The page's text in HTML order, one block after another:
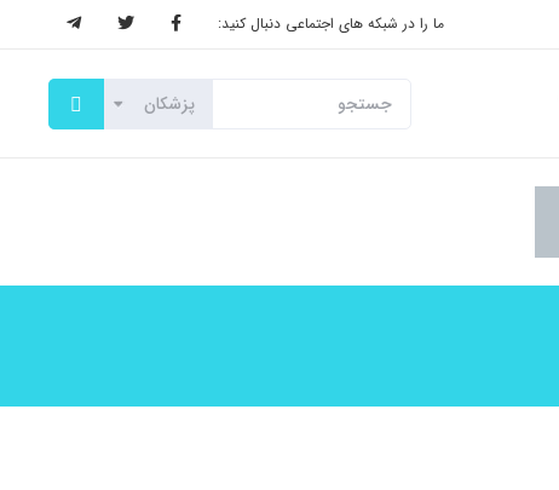
ما را در شبکه های اجتماعی دنبال کنید: